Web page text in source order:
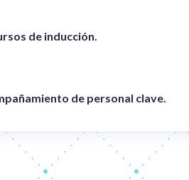
de inducción.
de personal clave.